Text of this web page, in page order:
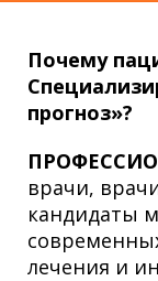
Почему
прогноз»?
врачи,
кандидаты
лечения и